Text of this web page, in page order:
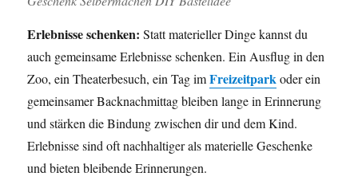
Erlebnisse schenken: Statt materieller Dinge kannst du
auch gemeinsame Erlebnisse schenken. Ein Ausflug in den
Zoo, ein Theaterbesuch, ein Tag imFreizeitparkoder ein
gemeinsamer Backnachmittag bleiben lange in Erinnerung
und stärken die Bindung zwischen dir und dem Kind.
Erlebnisse sind oft nachhaltiger als materielle Geschenke
und bieten bleibende Erinnerungen.